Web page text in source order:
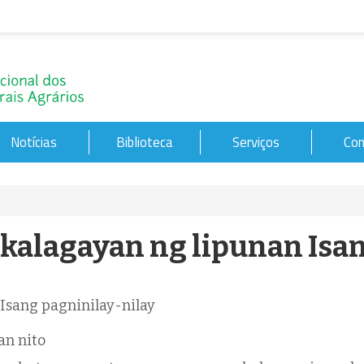
Notícias Biblioteca Serviços
kalagayan ng lipunan
pagninilay-nilay
nito